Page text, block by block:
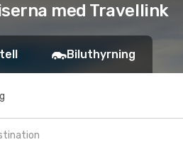
med Travellink
Biluthyrning